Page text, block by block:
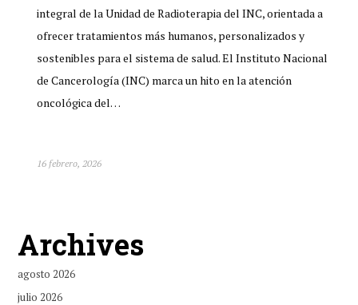
integral de la Unidad de Radioterapia del INC, orientada a
ofrecer tratamientos más humanos, personalizados y
sostenibles para el sistema de salud. El Instituto Nacional
de Cancerología (INC) marca un hito en la atención
oncológica del…
16 febrero, 2026
Archives
agosto 2026
julio 2026